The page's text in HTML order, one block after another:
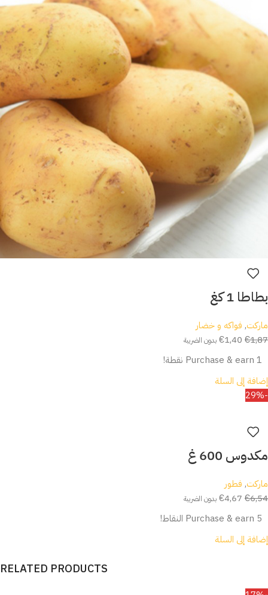
بطاطا 1 كغ
ماركت, فواكه و خضار
€1,87
€1,40 بدون الضريبة
Purchase & earn 1 نقطة!
إضافة إلى السلة
-29%
مكدوس 600 غ
ماركت, فطور
€6,54
€4,67 بدون الضريبة
Purchase & earn 5 النقاط!
إضافة إلى السلة
RELATED PRODUCTS